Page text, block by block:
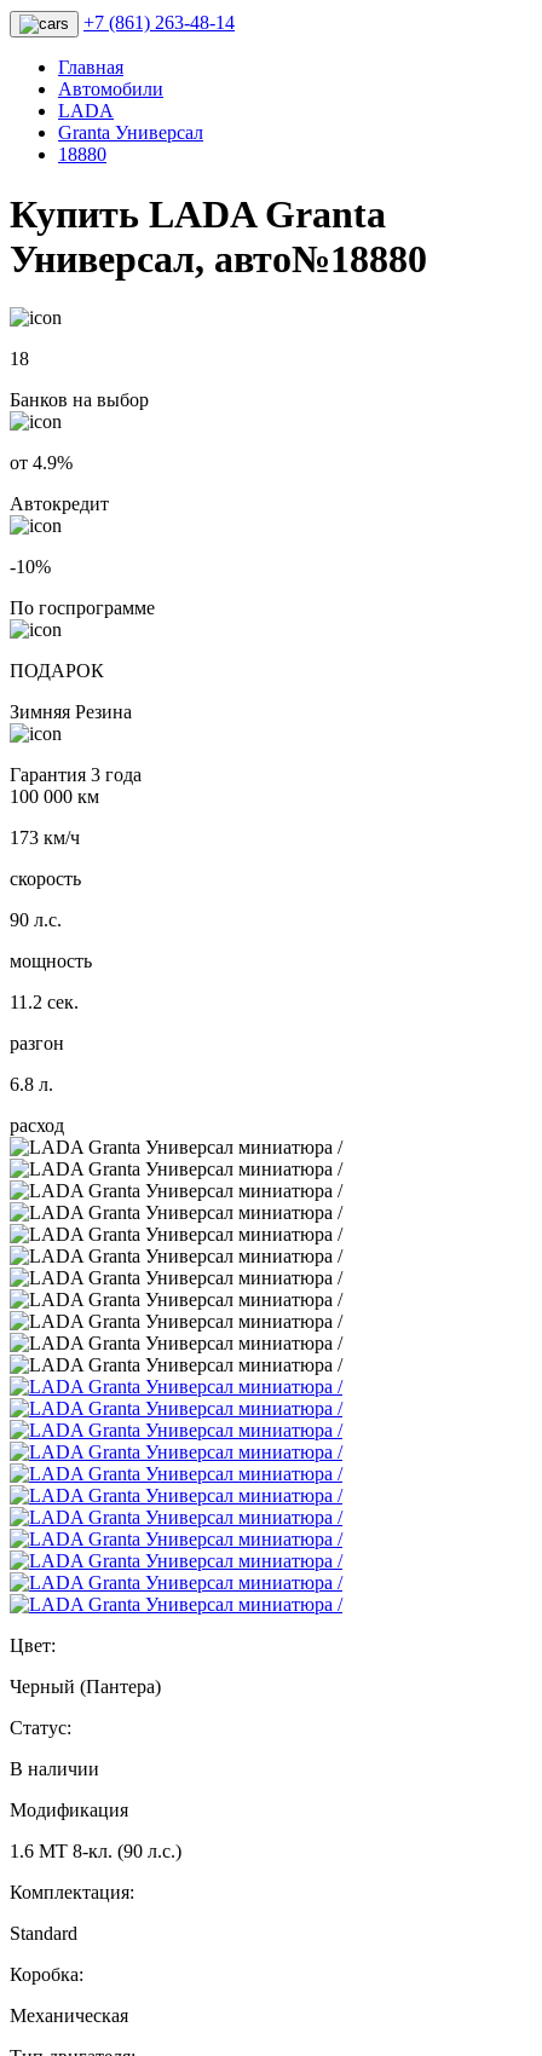
+7 (861) 263-48-14
Главная
Автомобили
LADA
Granta Универсал
18880
Купить LADA Granta
Универсал, авто№18880
18
Банков на выбор
от 4.9%
Автокредит
-10%
По госпрограмме
ПОДАРОК
Зимняя Резина
Гарантия 3 года
100 000 км
173 км/ч
скорость
90 л.с.
мощность
11.2 сек.
разгон
6.8 л.
расход
Цвет:
Черный (Пантера)
Статус:
В наличии
Модификация
1.6 МТ 8-кл. (90 л.с.)
Комплектация:
Standard
Коробка:
Механическая